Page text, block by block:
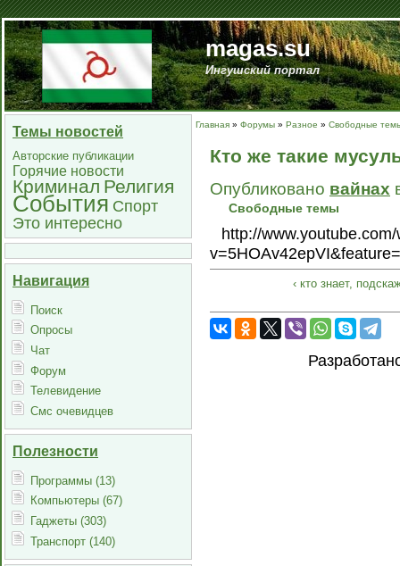
magas.su
Ингушский портал
Темы новостей
Авторские публикации
Горячие новости
Криминал Религия
События Спорт
Это интересно
Навигация
Поиск
Опросы
Чат
Форум
Телевидение
Смс очевидцев
Полезности
Программы (13)
Компьютеры (67)
Гаджеты (303)
Транспорт (140)
Главная » Форумы » Разное » Свободные
Кто же такие
Опубликовано вайнаx
Свободные темы
http://
‹ кто знает,